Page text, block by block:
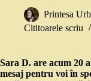
Printesa
Cititoarele scriu
Sara D. are acum 20
mesaj pentru voi în